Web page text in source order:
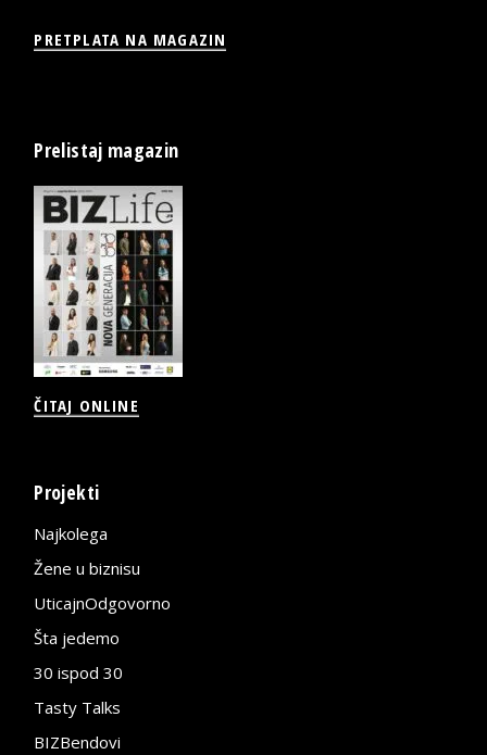
PRETPLATA NA MAGAZIN
Prelistaj magazin
ČITAJ ONLINE
Projekti
Najkolega
Žene u biznisu
UticajnOdgovorno
Šta jedemo
30 ispod 30
Tasty Talks
BIZBendovi